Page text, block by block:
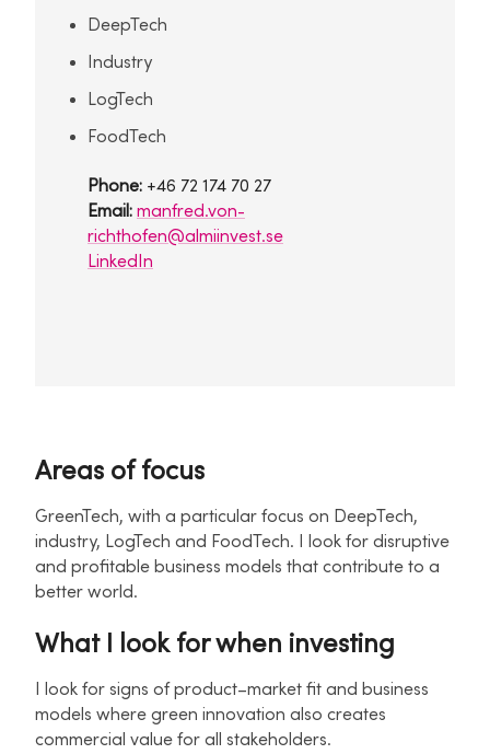
DeepTech
Industry
LogTech
FoodTech
Phone: +46 72 174 70 27
Email: manfred.von-
richthofen@almiinvest.se
LinkedIn
Areas of focus
GreenTech, with a particular focus on DeepTech,
industry, LogTech and FoodTech. I look for disruptive
and profitable business models that contribute to a
better world.
What I look for when investing
I look for signs of product–market fit and business
models where green innovation also creates
commercial value for all stakeholders.